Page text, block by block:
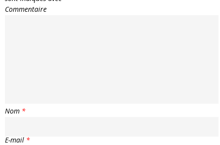
Commentaire
Nom *
E-mail *